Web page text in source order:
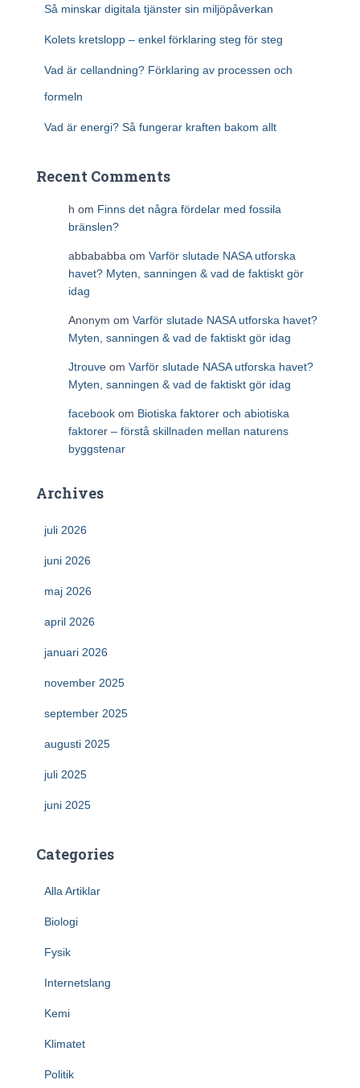
Så minskar digitala tjänster sin miljöpåverkan
Kolets kretslopp – enkel förklaring steg för steg
Vad är cellandning? Förklaring av processen och
formeln
Vad är energi? Så fungerar kraften bakom allt
Recent Comments
h om Finns det några fördelar med fossila
bränslen?
abbababba om Varför slutade NASA utforska
havet? Myten, sanningen & vad de faktiskt gör
idag
Anonym om Varför slutade NASA utforska havet?
Myten, sanningen & vad de faktiskt gör idag
Jtrouve om Varför slutade NASA utforska havet?
Myten, sanningen & vad de faktiskt gör idag
facebook om Biotiska faktorer och abiotiska
faktorer – förstå skillnaden mellan naturens
byggstenar
Archives
juli 2026
juni 2026
maj 2026
april 2026
januari 2026
november 2025
september 2025
augusti 2025
juli 2025
juni 2025
Categories
Alla Artiklar
Biologi
Fysik
Internetslang
Kemi
Klimatet
Politik